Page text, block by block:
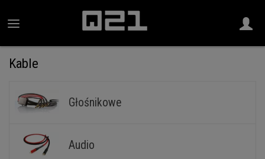
Kable
Głośnikowe
Audio